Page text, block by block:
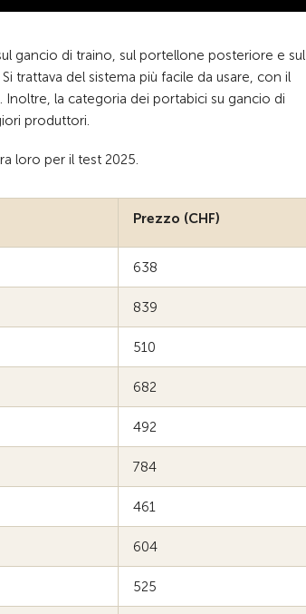
gancio di traino, sul portellone posteriore e sul
trattava del sistema più facile da usare, con il
la categoria dei portabici su gancio di
produttori.
loro per il test 2025.
Prezzo (CHF)
638
839
510
682
492
784
461
604
525